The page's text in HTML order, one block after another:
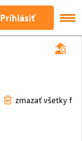
Prihlásiť
zmazať všetky